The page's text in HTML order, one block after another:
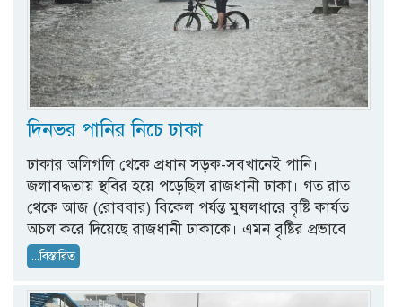
দিনভর পানির নিচে ঢাকা
ঢাকার অলিগলি থেকে প্রধান সড়ক-সবখানেই পানি।
জলাবদ্ধতায় স্থবির হয়ে পড়েছিল রাজধানী ঢাকা। গত রাত
থেকে আজ (রোববার) বিকেল পর্যন্ত মুষলধারে বৃষ্টি কার্যত
অচল করে দিয়েছে রাজধানী ঢাকাকে। এমন বৃষ্টির প্রভাবে
...বিস্তারিত